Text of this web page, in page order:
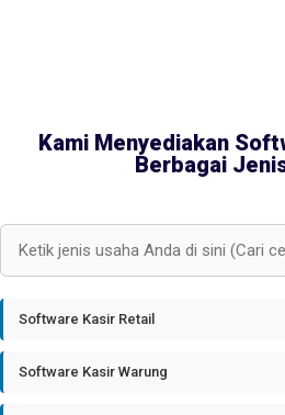
Kami Menyediakan
Berbagai
Software Kasir Retail
Software Kasir Warung